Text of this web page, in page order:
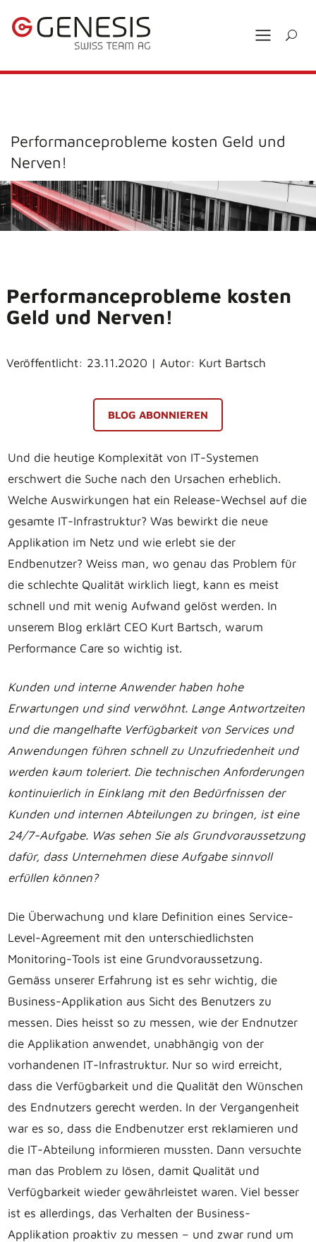
Performanceprobleme kosten Geld und
Nerven!
Performanceprobleme kosten
Geld und Nerven!
Veröffentlicht: 23.11.2020 | Autor: Kurt Bartsch
BLOG ABONNIEREN
Und die heutige Komplexität von IT-Systemen
erschwert die Suche nach den Ursachen erheblich.
Welche Auswirkungen hat ein Release-Wechsel auf die
gesamte IT-Infrastruktur? Was bewirkt die neue
Applikation im Netz und wie erlebt sie der
Endbenutzer? Weiss man, wo genau das Problem für
die schlechte Qualität wirklich liegt, kann es meist
schnell und mit wenig Aufwand gelöst werden. In
unserem Blog erklärt CEO Kurt Bartsch, warum
Performance Care so wichtig ist.
Kunden und interne Anwender haben hohe
Erwartungen und sind verwöhnt. Lange Antwortzeiten
und die mangelhafte Verfügbarkeit von Services und
Anwendungen führen schnell zu Unzufriedenheit und
werden kaum toleriert. Die technischen Anforderungen
kontinuierlich in Einklang mit den Bedürfnissen der
Kunden und internen Abteilungen zu bringen, ist eine
24/7-Aufgabe. Was sehen Sie als Grundvoraussetzung
dafür, dass Unternehmen diese Aufgabe sinnvoll
erfüllen können?
Die Überwachung und klare Definition eines Service-
Level-Agreement mit den unterschiedlichsten
Monitoring-Tools ist eine Grundvoraussetzung.
Gemäss unserer Erfahrung ist es sehr wichtig, die
Business-Applikation aus Sicht des Benutzers zu
messen. Dies heisst so zu messen, wie der Endnutzer
die Applikation anwendet, unabhängig von der
vorhandenen IT-Infrastruktur. Nur so wird erreicht,
dass die Verfügbarkeit und die Qualität den Wünschen
des Endnutzers gerecht werden. In der Vergangenheit
war es so, dass die Endbenutzer erst reklamieren und
die IT-Abteilung informieren mussten. Dann versuchte
man das Problem zu lösen, damit Qualität und
Verfügbarkeit wieder gewährleistet waren. Viel besser
ist es allerdings, das Verhalten der Business-
Applikation proaktiv zu messen – und zwar rund um